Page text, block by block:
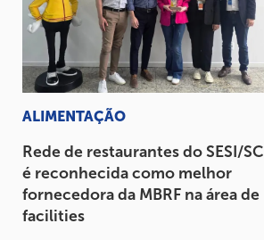
ALIMENTAÇÃO
Rede de restaurantes do SESI/SC
é reconhecida como melhor
fornecedora da MBRF na área de
facilities